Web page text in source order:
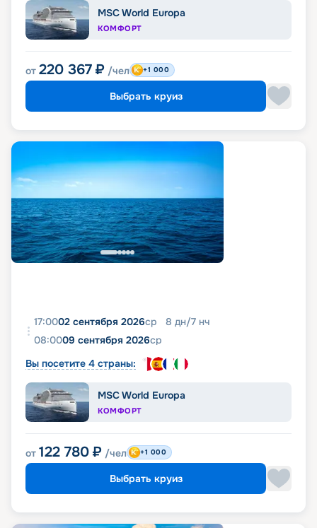
MSC World Europa
КОМФОРТ
от 220 367 ₽ /чел +1 000
Выбрать круиз
17:0002 сентября 2026ср 8 дн/7 нч
08:0009 сентября 2026ср
Вы посетите 4 страны:
MSC World Europa
КОМФОРТ
от 122 780 ₽ /чел +1 000
Выбрать круиз